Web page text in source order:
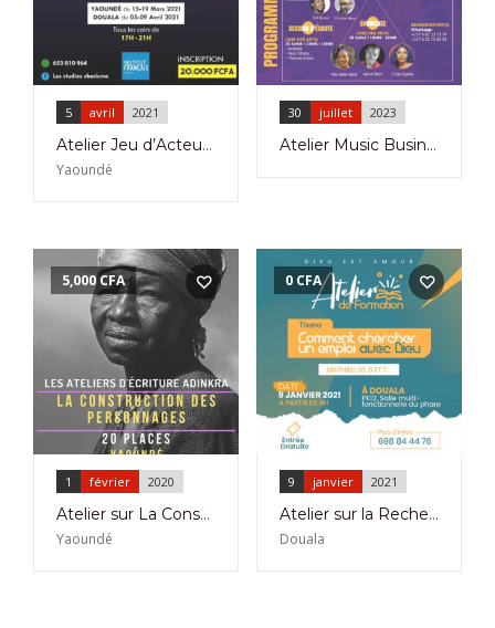
5 avril 2021
Atelier Jeu d’Acteur Face Caméra à l’Institut Français de Yaoundé du 05 au 09 Avril 2021
Yaoundé
30 juillet 2023
Atelier Music Business Training à la Case des Arts à Yaoundé et sur Zoom le 30 Juillet 2023
1 février 2020
Atelier sur La Construction des Personnages – LES ATELIERS D’ECRITURE ANDINKRA
5,000CFA
Yaoundé
9 janvier 2021
Atelier sur la Recherche de l’Emploi avec Dieu à Pk12 le 9 Janvier 2021
0 CFA
Douala